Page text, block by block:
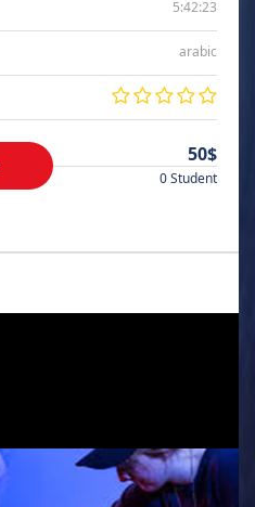
5:42:23
arabic
50$
0 Student